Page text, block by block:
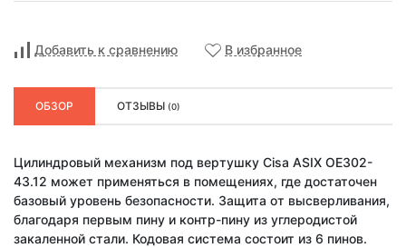
Добавить к сравнению В избранное
ОБЗОР ОТЗЫВЫ (0)
Цилиндровый механизм под вертушку Cisa ASIX OE302-
43.12 может применяться в помещениях, где достаточен
базовый уровень безопасности. Защита от высверливания,
благодаря первым пину и контр-пину из углеродистой
закаленной стали. Кодовая система состоит из 6 пинов.